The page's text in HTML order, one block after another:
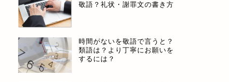
敬語？礼状・謝罪文の書き方
時間がないを敬語で言うと？
類語は？より丁寧にお願いを
するには？